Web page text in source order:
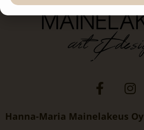
Hanna-Maria Mainelakeus Oy